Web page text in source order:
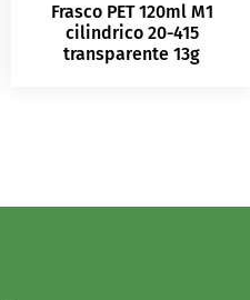
Frasco PET 120ml M1
cilindrico 20-415
transparente 13g